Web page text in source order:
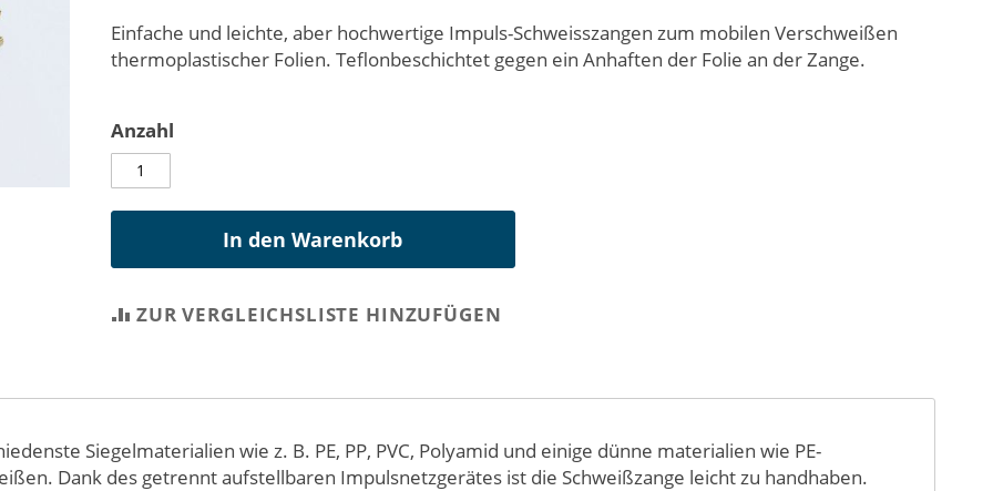
Einfache und leichte, aber hochwertige Impuls-Schweisszangen zum mobilen Verschweißen
thermoplastischer Folien. Teflonbeschichtet gegen ein Anhaften der Folie an der Zange.
Anzahl
In den Warenkorb
ZUR VERGLEICHSLISTE HINZUFÜGEN
Siegelmaterialien wie z. B. PE, PP, PVC, Polyamid und einige dünne materialien wie PE-
Dank des getrennt aufstellbaren Impulsnetzgerätes ist die Schweißzange leicht zu handhaben.